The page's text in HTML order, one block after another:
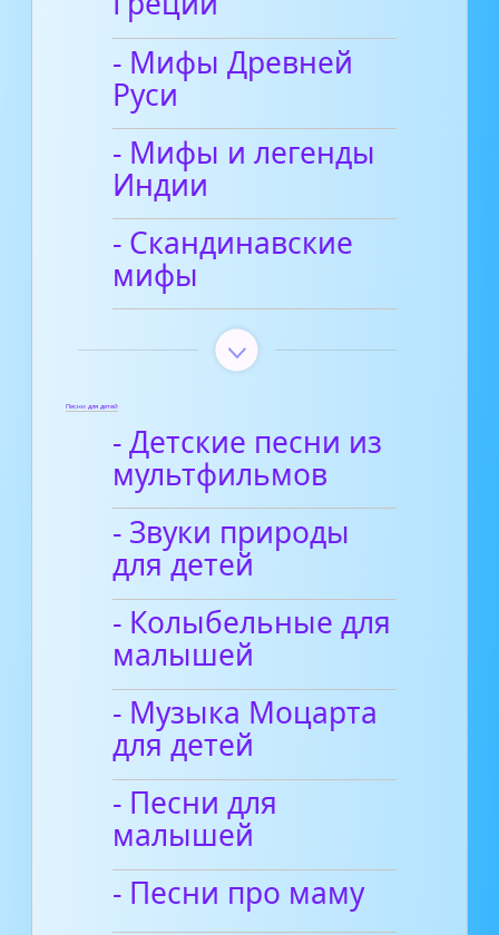
- Мифы Древней
Руси
- Мифы и легенды
Индии
- Скандинавские
мифы
Песни для детей
- Детские песни из
мультфильмов
- Звуки природы
для детей
- Колыбельные для
малышей
- Музыка Моцарта
для детей
- Песни для
малышей
- Песни про маму